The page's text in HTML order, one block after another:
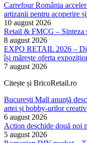
Carrefour România
artizanii pentru acoperire
10 august 2026
Retail & FMCG – Sinteza
8 august 2026
EXPO RETAIL 2026 –
își mărește oferta
7 august 2026
Citește și BricoRetail.ro
București Mall anunță
artei și hobby-urilor
6 august 2026
Action deschide două noi
5 august 2026